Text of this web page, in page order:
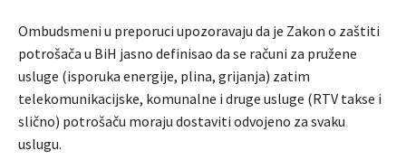
Ombudsmeni u preporuci upozoravaju da je Zakon o zaštiti
potrošača u BiH jasno definisao da se računi za pružene
usluge (isporuka energije, plina, grijanja) zatim
telekomunikacijske, komunalne i druge usluge (RTV takse i
slično) potrošaču moraju dostaviti odvojeno za svaku
uslugu.